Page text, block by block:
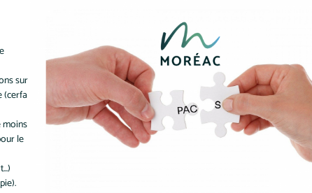
sur
(cerfa
moins
le